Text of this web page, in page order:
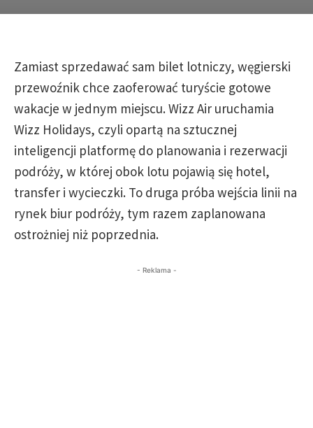
Zamiast sprzedawać sam bilet lotniczy, węgierski
przewoźnik chce zaoferować turyście gotowe
wakacje w jednym miejscu. Wizz Air uruchamia
Wizz Holidays, czyli opartą na sztucznej
inteligencji platformę do planowania i rezerwacji
podróży, w której obok lotu pojawią się hotel,
transfer i wycieczki. To druga próba wejścia linii na
rynek biur podróży, tym razem zaplanowana
ostrożniej niż poprzednia.
- Reklama -